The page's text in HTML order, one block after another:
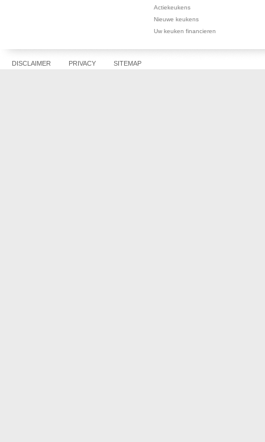
Actiekeukens
Nieuwe keukens
Uw keuken financieren
DISCLAIMER PRIVACY SITEMAP